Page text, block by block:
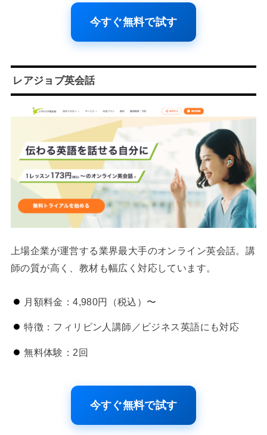
今すぐ無料で試す
レアジョブ英会話
上場企業が運営する業界最大手のオンライン英会話。講
師の質が高く、教材も幅広く対応しています。
月額料金：4,980円（税込）〜
特徴：フィリピン人講師／ビジネス英語にも対応
無料体験：2回
今すぐ無料で試す